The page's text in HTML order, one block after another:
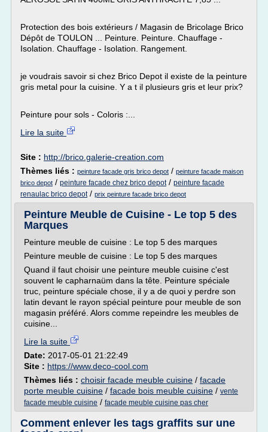
Protection des bois extérieurs / Magasin de Bricolage Brico
Dépôt de TOULON ... Peinture. Peinture. Chauffage -
Isolation. Chauffage - Isolation. Rangement.
je voudrais savoir si chez Brico Depot il existe de la peinture
gris metal pour la cuisine. Y a t il plusieurs gris et leur prix?
Peinture pour sols - Coloris :...
Lire la suite
Site : http://brico.galerie-creation.com
Thèmes liés : peinture facade gris brico depot / peinture facade maison
brico depot / peinture facade chez brico depot/ peinture facade
renaulac brico depot/ prix peinture facade brico depot
Peinture Meuble de Cuisine - Le top 5 des
Marques
Peinture meuble de cuisine : Le top 5 des marques
Peinture meuble de cuisine : Le top 5 des marques
Quand il faut choisir une peinture meuble cuisine c'est
souvent le capharnaüm dans la tête. Peinture spéciale
truc, peinture spéciale chose, il y a de quoi y perdre son
latin devant le rayon spécial peinture pour meuble de son
magasin préféré. Alors comme repeindre les meubles de
cuisine...
Lire la suite
Date: 2017-05-01 21:22:49
Site : https://www.deco-cool.com
Thèmes liés : choisir facade meuble cuisine / facade
porte meuble cuisine / facade bois meuble cuisine / vente
facade meuble cuisine / facade meuble cuisine pas cher
Comment enlever les tags graffits sur une